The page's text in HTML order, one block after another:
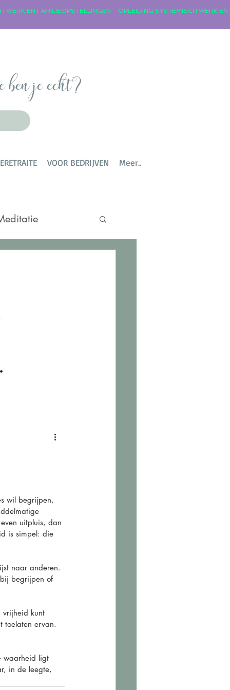
je echt?
VOOR BEDRIJVEN Meer..
wil begrijpen,
uitpluis, dan
is simpel: die
naar anderen.
begrijpen of
vrijheid kunt
toelaten ervan.
waarheid ligt
in de leegte,